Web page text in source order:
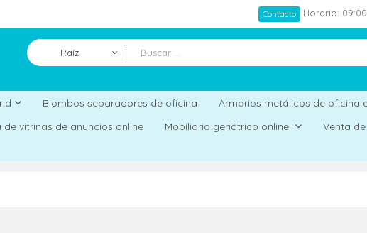
Contacto Horario:
Raíz
Biombos separadores de oficina
Armarios metálicos de oficina
de vitrinas de anuncios online Mobiliario geriátrico online
Venta